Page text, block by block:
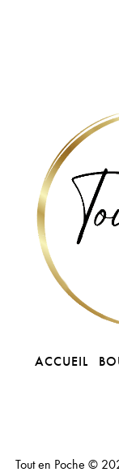
ACCUEIL
Tout en Poche ©